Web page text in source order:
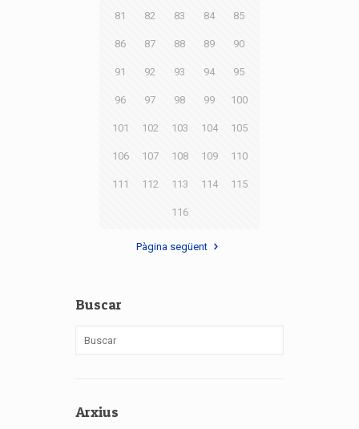
81 82 83 84 85
86 87 88 89 90
91 92 93 94 95
96 97 98 99 100
101 102 103 104 105
106 107 108 109 110
111 112 113 114 115
116
Pàgina següent
Buscar
Arxius